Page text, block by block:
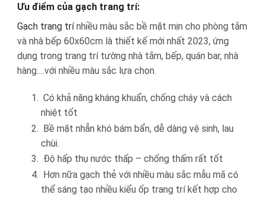
Ưu điểm của gạch trang trí:
Gạch trang trínhiều màu sắc bề mặt mịn cho phòng tắm
và nhà bếp 60x60cm là thiết kế mới nhất 2023, ứng
dụng trong trang trí tường nhà tắm, bếp, quán bar, nhà
hàng….với nhiều màu sắc lựa chọn.
Có khả năng kháng khuẩn, chống cháy và cách
nhiệt tốt
Bề mặt nhẵn khó bám bẩn, dễ dàng vệ sinh, lau
chùi.
Độ hấp thụ nước thấp – chống thấm rất tốt
Hơn nữa gạch thẻ với nhiều màu sắc mẫu mã có
thể sáng tạo nhiều kiểu ốp trang trí kết hợp cho